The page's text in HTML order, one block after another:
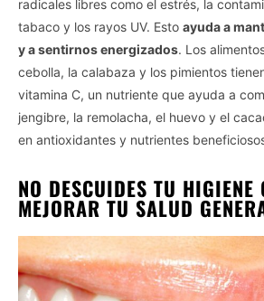
I want to opt-out of the Sharing of
personal data.
Opted In
I want to opt-out of the Sale of my
Personal Data.
Opted In
Personal Data for Targeted
Opted In
I want to opt-out of Collection, Use,
Retention, Sale, and/or Sharing of my
Personal Data that Is Unrelated with
Purposes for which it was collected.
Opted Out
radicales libres como el estrés, la
tabaco y los rayos UV. Esto ayuda a
y a sentirnos energizados. Los
cebolla, la calabaza y los pimientos
vitamina C, un nutriente que ayuda a
jengibre, la remolacha, el huevo y el
en antioxidantes y nutrientes
NO DESCUIDES TU HIGIENE
MEJORAR TU SALUD